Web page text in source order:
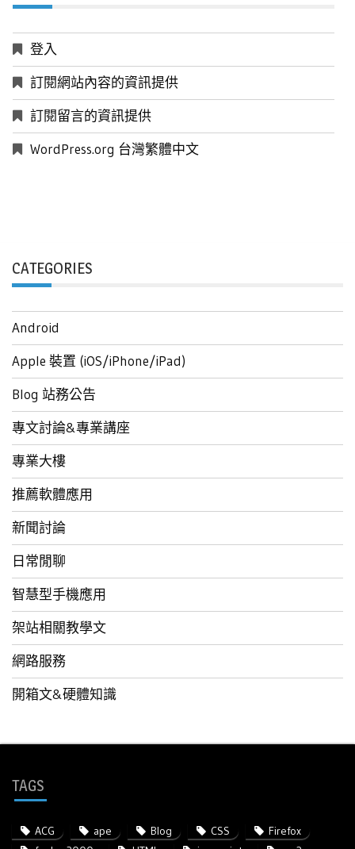
登入
訂閱網站內容的資訊提供
訂閱留言的資訊提供
WordPress.org 台灣繁體中文
CATEGORIES
Android
Apple 裝置 (iOS/iPhone/iPad)
Blog 站務公告
專文討論&專業講座
專業大樓
推薦軟體應用
新聞討論
日常閒聊
智慧型手機應用
架站相關教學文
網路服務
開箱文&硬體知識
TAGS
ACG ape Blog CSS
Firefox